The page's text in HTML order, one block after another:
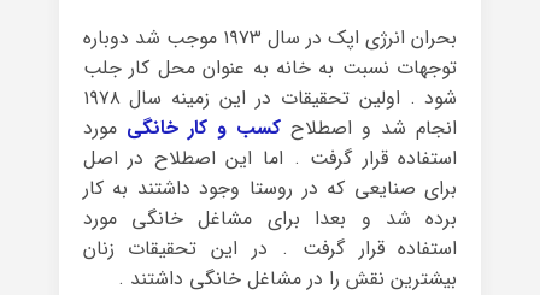
بحران انرژی اپک در سال ۱۹۷۳ موجب شد دوباره
توجهات نسبت به خانه به عنوان محل کار جلب
شود . اولین تحقیقات در این زمینه سال ۱۹۷۸
انجام شد و اصطلاح کسب و کار خانگی مورد
استفاده قرار گرفت . اما این اصطلاح در اصل
برای صنایعی که در روستا وجود داشتند به کار
برده شد و بعدا برای مشاغل خانگی مورد
استفاده قرار گرفت . در این تحقیقات زنان
بیشترین نقش را در مشاغل خانگی داشتند .